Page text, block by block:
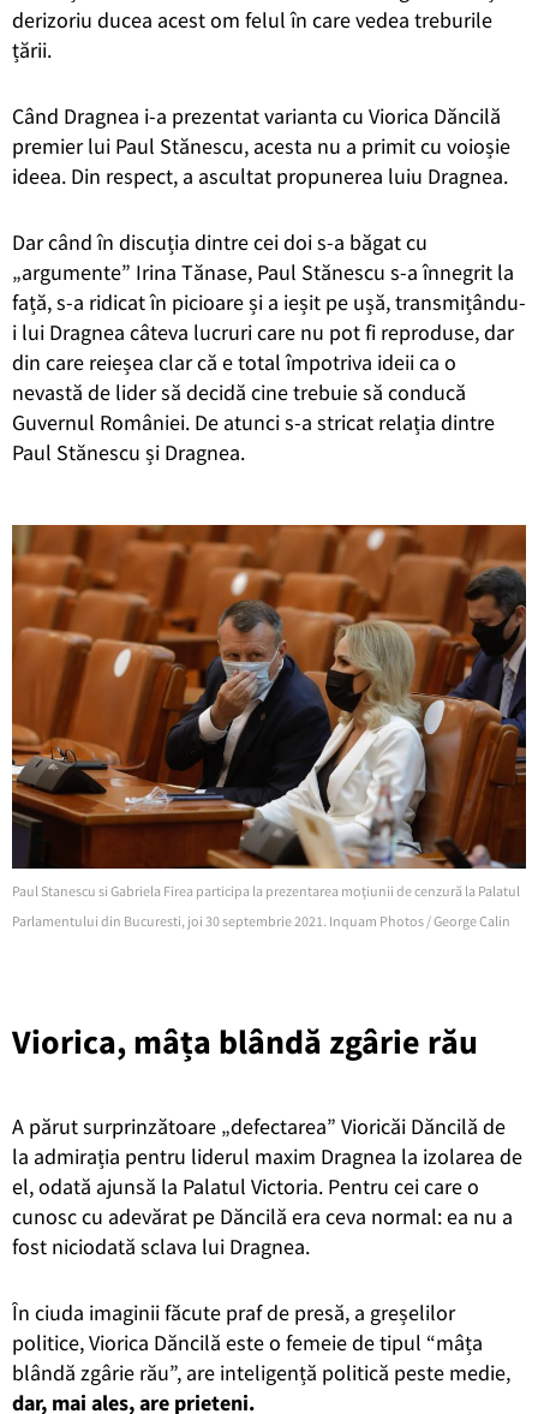
derizoriu ducea acest om felul în care vedea treburile
țării.
Când Dragnea i-a prezentat varianta cu Viorica Dăncilă
premier lui Paul Stănescu, acesta nu a primit cu voioșie
ideea. Din respect, a ascultat propunerea luiu Dragnea.
Dar când în discuția dintre cei doi s-a băgat cu
„argumente” Irina Tănase, Paul Stănescu s-a înnegrit la
față, s-a ridicat în picioare și a ieșit pe ușă, transmițându-
i lui Dragnea câteva lucruri care nu pot fi reproduse, dar
din care reieșea clar că e total împotriva ideii ca o
nevastă de lider să decidă cine trebuie să conducă
Guvernul României. De atunci s-a stricat relația dintre
Paul Stănescu și Dragnea.
Paul Stanescu si Gabriela Firea participa la prezentarea moţiunii de cenzură la Palatul
Parlamentului din Bucuresti, joi 30 septembrie 2021. Inquam Photos / George Calin
Viorica, mâța blândă zgârie rău
A părut surprinzătoare „defectarea” Vioricăi Dăncilă de
la admirația pentru liderul maxim Dragnea la izolarea de
el, odată ajunsă la Palatul Victoria. Pentru cei care o
cunosc cu adevărat pe Dăncilă era ceva normal: ea nu a
fost niciodată sclava lui Dragnea.
În ciuda imaginii făcute praf de presă, a greșelilor
politice, Viorica Dăncilă este o femeie de tipul “mâța
blândă zgârie rău”, are inteligență politică peste medie,
dar, mai ales, are prieteni.